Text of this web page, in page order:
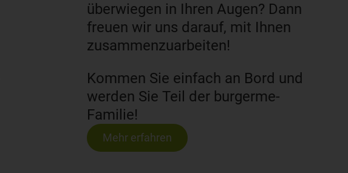
überwiegen in Ihren Augen? Dann
freuen wir uns darauf, mit Ihnen
zusammenzuarbeiten!
Kommen Sie einfach an Bord und
werden Sie Teil der burgerme-
Familie!
Mehr erfahren